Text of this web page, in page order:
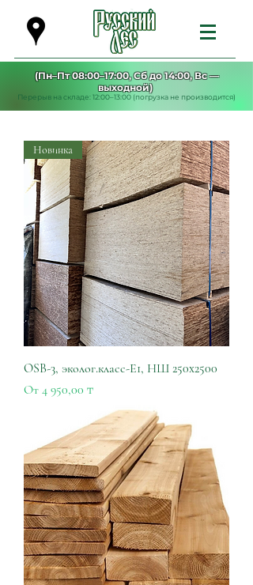
(Пн–Пт 08:00–17:00, Сб до 14:00, Вс —
выходной)
Перерыв на складе: 12:00–13:00 (погрузка не производится)
Новинка
OSB-3, эколог.класс-Е1, НШ 250x2500
От 4 950,00 ₸
Цена со скидкой